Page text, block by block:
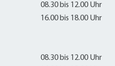
08.30 bis 12.00 Uhr
16.00 bis 18.00 Uhr
08.30 bis 12.00 Uhr